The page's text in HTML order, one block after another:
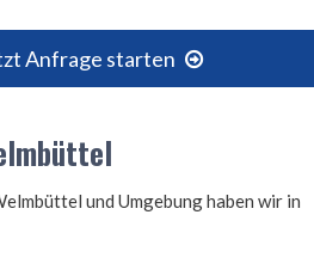
Anfrage starten
und Umgebung haben wir in